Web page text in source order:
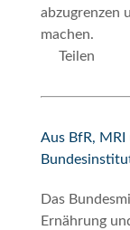
abzugrenzen
machen.
Teilen
Aus BfR,
Das
Ernährung